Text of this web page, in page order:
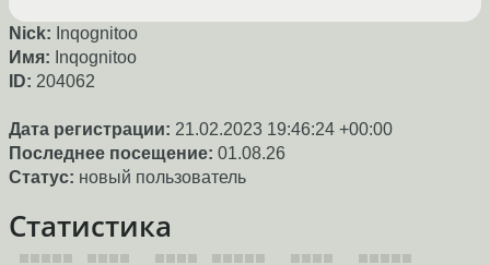
Nick: Inqognitoo
Имя: Inqognitoo
ID: 204062
Дата регистрации: 21.02.2023 19:46:24 +00:00
Последнее посещение: 01.08.26
Статус: новый пользователь
Статистика